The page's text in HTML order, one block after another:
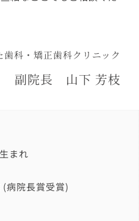
歯科・矯正歯科クリニック
副院長 山下 芳枝
まれ
病院長賞受賞)